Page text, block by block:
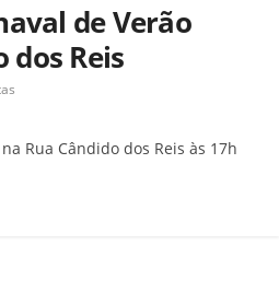
de Verão
dos Reis
Rua Cândido dos Reis às 17h